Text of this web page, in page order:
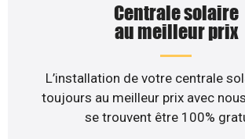
Centrale solaire
au meilleur prix
L’installation de votre centrale
toujours au meilleur prix avec
se trouvent être 100%